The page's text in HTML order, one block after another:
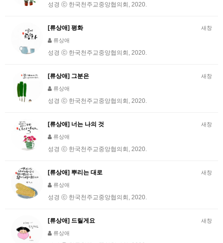
성경 ⓒ 한국천주교중앙협의회, 2020.
새창
[류상애] 평화
류상애
성경 ⓒ 한국천주교중앙협의회, 2020.
새창
[류상애] 그분은
류상애
성경 ⓒ 한국천주교중앙협의회, 2020.
새창
[류상애] 너는 나의 것
류상애
성경 ⓒ 한국천주교중앙협의회, 2020.
새창
[류상애] 뿌리는 대로
류상애
성경 ⓒ 한국천주교중앙협의회, 2020.
새창
[류상애] 드릴게요
류상애